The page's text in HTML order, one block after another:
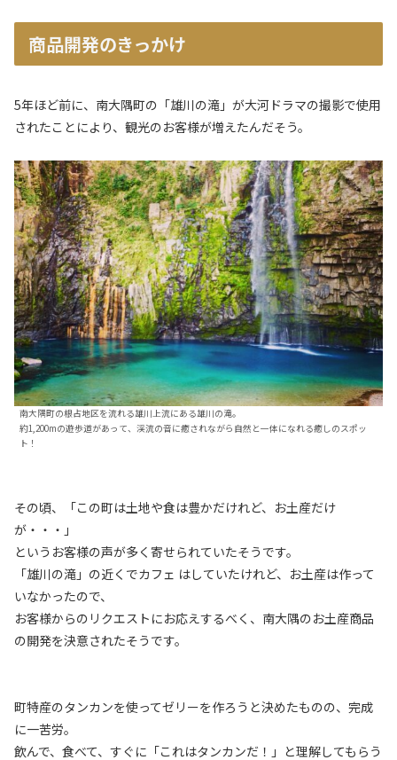
商品開発のきっかけ
5年ほど前に、南大隅町の「雄川の滝」が大河ドラマの撮影で使用
されたことにより、観光のお客様が増えたんだそう。
南大隅町の根占地区を流れる雄川上流にある雄川の滝。
約1,200mの遊歩道があって、渓流の音に癒されながら自然と一体になれる癒しのスポッ
ト！
その頃、「この町は土地や食は豊かだけれど、お土産だけ
が・・・」
というお客様の声が多く寄せられていたそうです。
「雄川の滝」の近くでカフェ はしていたけれど、お土産は作って
いなかったので、
お客様からのリクエストにお応えするべく、南大隅のお土産商品
の開発を決意されたそうです。
町特産のタンカンを使ってゼリーを作ろうと決めたものの、完成
に一苦労。
飲んで、食べて、すぐに「これはタンカンだ！」と理解してもらう